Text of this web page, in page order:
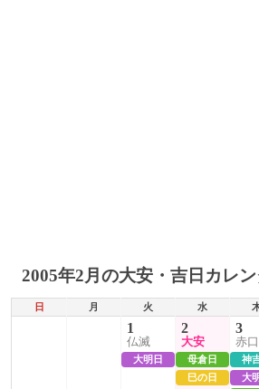
2005年2月の大安・吉日カレ
日 月 火 水
1
仏滅
大明日
2
大安
母倉日
巳の日
3
赤口
神
大